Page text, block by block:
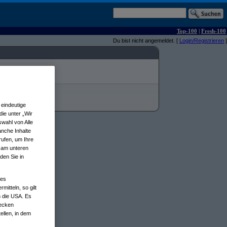
Top-100 | Fresh-100
Du bist nicht angemeldet. [ Login/Registrieren ]
unter „Wir
von Alle
Inhalte
um Ihre
unteren
Sie in
so gilt
die USA. Es
in dem